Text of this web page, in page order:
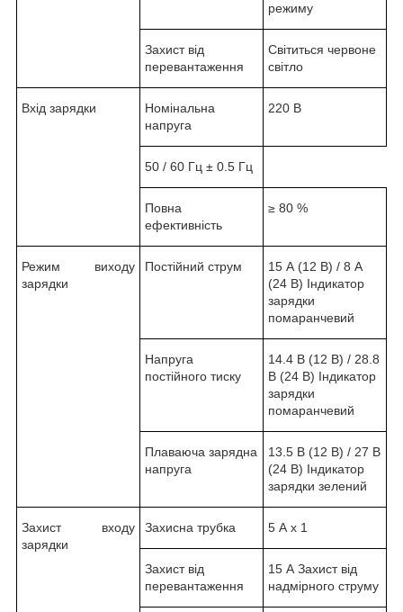
режиму
Захист від
перевантаження
Світиться червоне
світло
Вхід зарядки
Номінальна
напруга
220 В
50 / 60 Гц ± 0.5 Гц
Повна
ефективність
≥ 80 %
Режим виходу
зарядки
Постійний струм
15 А (12 В) / 8 А
(24 В) Індикатор
зарядки
помаранчевий
Напруга
постійного тиску
14.4 В (12 В) / 28.8
В (24 В) Індикатор
зарядки
помаранчевий
Плаваюча зарядна
напруга
13.5 В (12 В) / 27 В
(24 В) Індикатор
зарядки зелений
Захист входу
зарядки
Захисна трубка 5 А х 1
Захист від
перевантаження
15 А Захист від
надмірного струму